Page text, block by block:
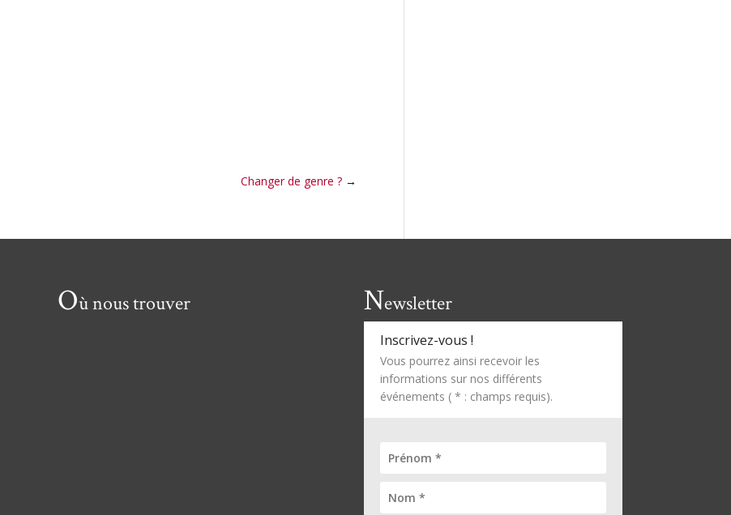
Changer de genre ?→
Où nous trouver Newsletter
Inscrivez-vous !
Vous pourrez ainsi recevoir les
informations sur nos différents
événements ( * : champs requis).